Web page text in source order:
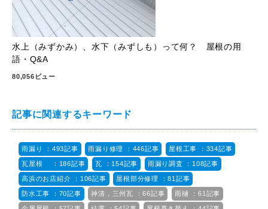
水上（みずかみ）、水下（みずしも）って何？ 屋根の用
語・Q&A
80,056ビュー
記事に関連するキーワード
雨漏り ：493記事 雨漏り修理 ：446記事 屋根工事 ：334記事
瓦屋根 ：186記事 瓦 ：154記事 雨漏り調査 ：108記事
高浜のお店紹介 ：106記事 屋根部分修理 ：81記事
防水工事 ：70記事 神清，三州瓦 ：66記事 雨樋 ：61記事